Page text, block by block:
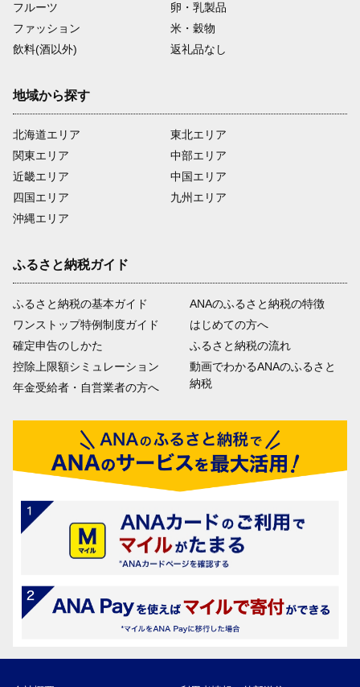
フルーツ
卵・乳製品
ファッション
米・穀物
飲料(酒以外)
返礼品なし
地域から探す
北海道エリア
関東エリア
近畿エリア
四国エリア
沖縄エリア
東北エリア
中部エリア
中国エリア
九州エリア
ふるさと納税ガイド
ふるさと納税の基本ガイド
ワンストップ特例制度ガイド
確定申告のしかた
控除上限額シミュレーション
年金受給者・自営業者の方へ
ANAのふるさと納税の特徴
はじめての方へ
ふるさと納税の流れ
動画でわかるANAのふるさと
納税